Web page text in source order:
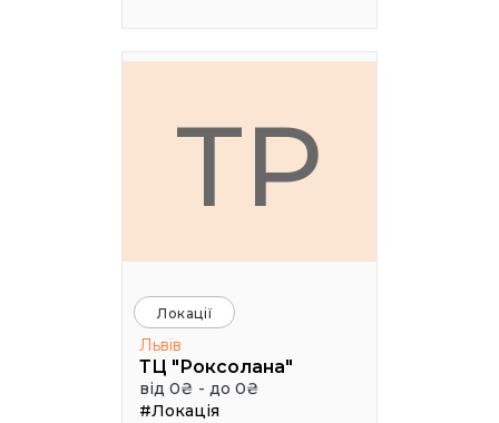
ТР
Локації
Львів
ТЦ "Роксолана"
від 0₴ - до 0₴
#Локація